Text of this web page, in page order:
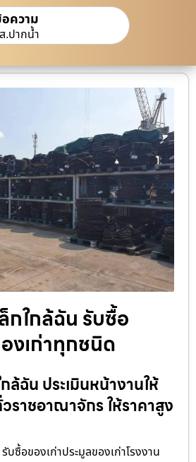
ความ
.ปากน้ำ
กใกล้ฉัน รับซื้อ
งเก่าทุกชนิด
ล้ฉัน ประเมินหน้างานให้
ราชอาณาจักร ให้ราคาสูง
บซื้อของเก่าประมูลของเก่าโรงงาน